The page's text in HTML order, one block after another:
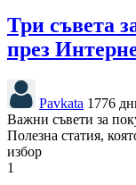
Три съвета
през
Pavkata 1776
Важни съвети за
Полезна статия,
избор
1